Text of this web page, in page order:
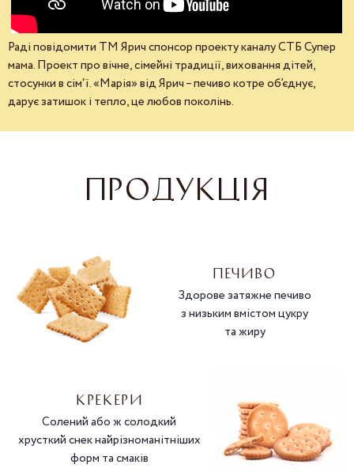
Раді повідомити ТМ Ярич спонсор проекту каналу СТБ Супер
мама. Проект про вічне, сімейні традиції, виховання дітей,
стосунки в сім‘ї. «Марія» від Ярич – печиво котре об’єднує,
дарує затишок і тепло, це любов поколінь.
ПРОДУКЦІЯ
ПЕЧИВО
Здорове затяжне печиво
з низьким вмістом цукру
та жиру
КРЕКЕРИ
Солений або ж солодкий
хрусткий снек найрізноманітніших
форм та смаків